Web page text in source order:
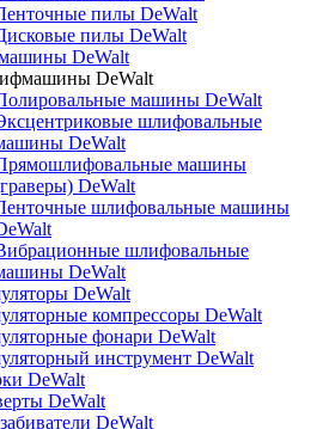
пилы DeWalt
пилы DeWalt
DeWalt
DeWalt
машины DeWalt
шлифовальные
DeWalt
машины
DeWalt
шлифовальные машины
шлифовальные
DeWalt
DeWalt
компрессоры DeWalt
фонари DeWalt
инструмент DeWalt
DeWalt
DeWalt
DeWalt